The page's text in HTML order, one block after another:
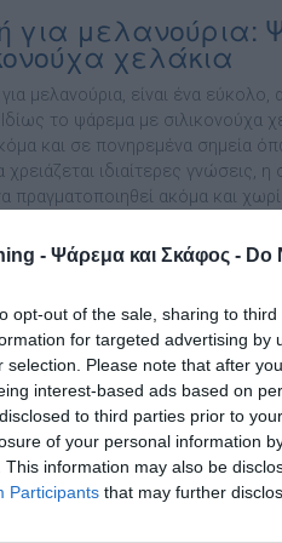
- Ψάρεμα και Σκάφος - Do
opt-out of the sale, sharing to
for targeted advertising by
selection. Please note that after
interest-based ads based on
to third parties prior to
of your personal information
This information may also be
Participants that may further
για μελανούρια:
χελάκια
μελανούρια, είναι ένα
το ψάρεμα με σιλικονούχα
και σε πονηρεμένα σημεία
χρειάζεται ιδιαίτερες γνώσεις,
πραγματοποιηθεί ακόμα και
τεχνητά
σιλικονούχα τεχνητά Fiiish
και αποδοτική σιλικόνη της
Fiiish θα τα βρείτε στο